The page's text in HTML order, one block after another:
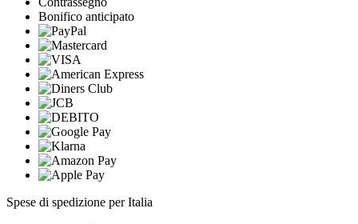
Bonifico anticipato
Spese di spedizione per Italia